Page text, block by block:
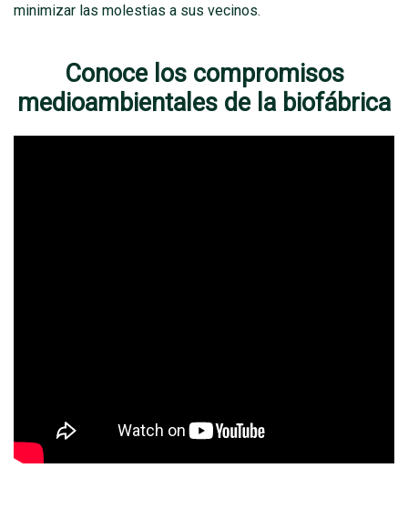
minimizar las molestias a sus vecinos.
Conoce los compromisos
medioambientales de la biofábrica